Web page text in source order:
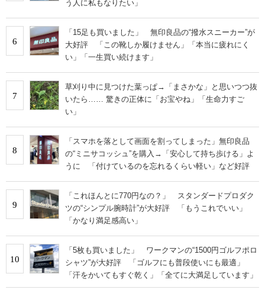
う人に私もなりたい」
6
「15足も買いました」 無印良品の“撥水スニーカー”が
大好評 「この靴しか履けません」「本当に疲れにく
い」「一生買い続けます」
7
草刈り中に見つけた葉っぱ→「まさかな」と思いつつ抜
いたら…… 驚きの正体に「お宝やね」「生命力すご
い」
8
「スマホを落として画面を割ってしまった」無印良品
の“ミニサコッシュ”を購入→「安心して持ち歩ける」よ
うに 「付けているのを忘れるくらい軽い」など好評
9
「これほんとに770円なの？」 スタンダードプロダク
ツの“シンプル腕時計”が大好評 「もうこれでいい」
「かなり満足感高い」
10
「5枚も買いました」 ワークマンの“1500円ゴルフポロ
シャツ”が大好評 「ゴルフにも普段使いにも最適」
「汗をかいてもすぐ乾く」「全てに大満足しています」